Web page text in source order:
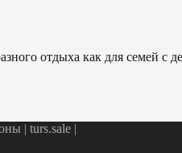
отдыха как для семей с
| turs.sale |